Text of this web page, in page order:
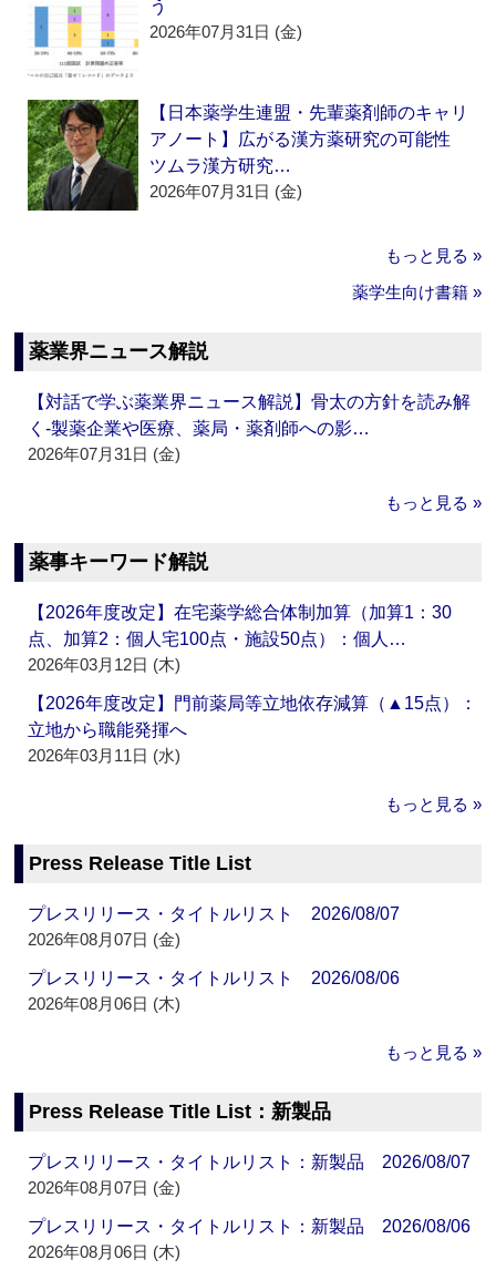
う
2026年07月31日 (金)
【日本薬学生連盟・先輩薬剤師のキャリ
アノート】広がる漢方薬研究の可能性
ツムラ漢方研究…
2026年07月31日 (金)
もっと見る »
薬学生向け書籍 »
薬業界ニュース解説
【対話で学ぶ薬業界ニュース解説】骨太の方針を読み解
く‐製薬企業や医療、薬局・薬剤師への影…
2026年07月31日 (金)
もっと見る »
薬事キーワード解説
【2026年度改定】在宅薬学総合体制加算（加算1：30
点、加算2：個人宅100点・施設50点）：個人…
2026年03月12日 (木)
【2026年度改定】門前薬局等立地依存減算（▲15点）：
立地から職能発揮へ
2026年03月11日 (水)
もっと見る »
Press Release Title List
プレスリリース・タイトルリスト 2026/08/07
2026年08月07日 (金)
プレスリリース・タイトルリスト 2026/08/06
2026年08月06日 (木)
もっと見る »
Press Release Title List：新製品
プレスリリース・タイトルリスト：新製品 2026/08/07
2026年08月07日 (金)
プレスリリース・タイトルリスト：新製品 2026/08/06
2026年08月06日 (木)